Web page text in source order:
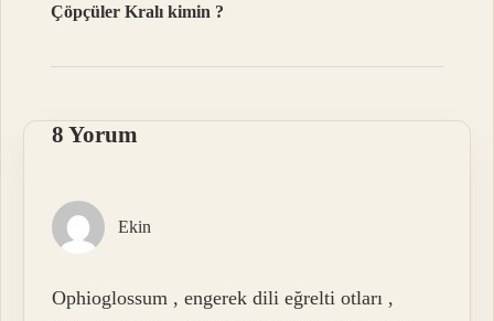
Çöpçüler Kralı kimin ?
8 Yorum
Ekin
Ophioglossum , engerek dili eğrelti otları ,